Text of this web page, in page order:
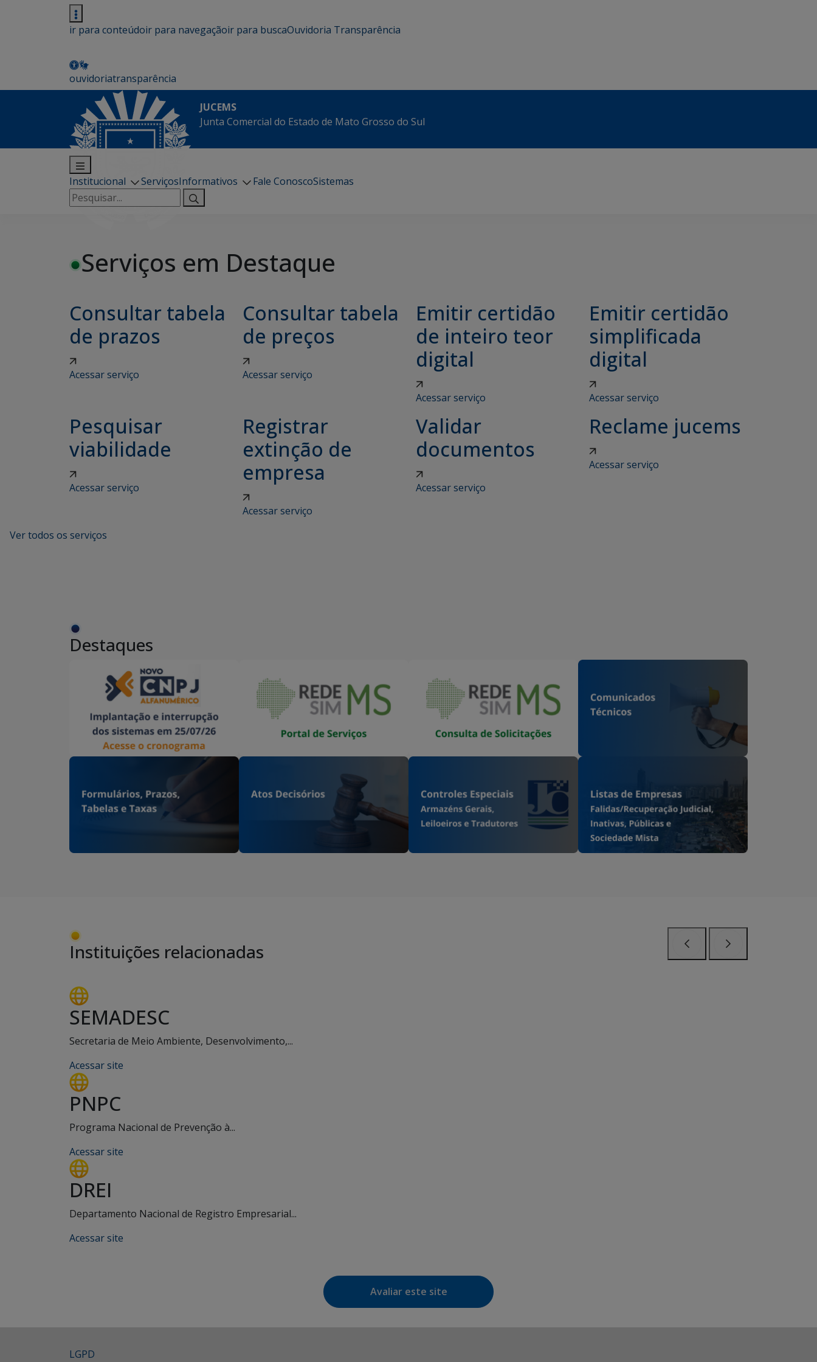
ir para conteúdoir para navegaçãoir para buscaOuvidoria Transparência
ouvidoriatransparência
JUCEMS
Junta Comercial do Estado de Mato Grosso do Sul
Institucional ServiçosInformativos Fale ConoscoSistemas
Pesquisar
por:
Serviços em Destaque
Consultar tabela
de prazos
Acessar serviço
Consultar tabela
de preços
Acessar serviço
Emitir certidão
de inteiro teor
digital
Acessar serviço
Emitir certidão
simplificada
digital
Acessar serviço
Pesquisar
viabilidade
Acessar serviço
Registrar
extinção de
empresa
Acessar serviço
Validar
documentos
Acessar serviço
Reclame jucems
Acessar serviço
Ver todos os serviços
Destaques
Instituições relacionadas
SEMADESC
Secretaria de Meio Ambiente, Desenvolvimento,...
Acessar site
PNPC
Programa Nacional de Prevenção à...
Acessar site
DREI
Departamento Nacional de Registro Empresarial...
Acessar site
Avaliar este site
LGPD